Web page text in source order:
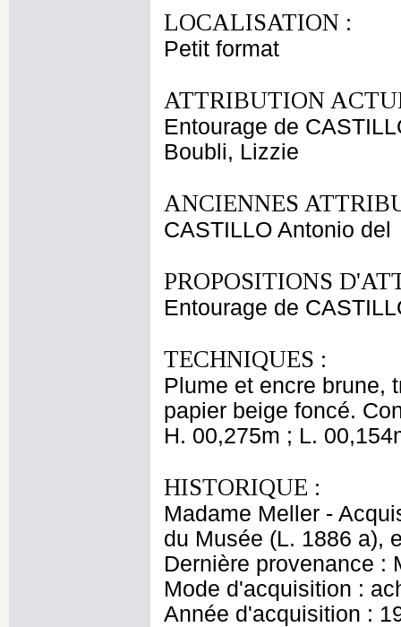
LOCALISATION :
Petit format
ATTRIBUTION
Entourage de
Boubli, Lizzie
ANCIENNES
CASTILLO Antonio del
PROPOSITIONS
Entourage de
TECHNIQUES :
Plume et encre brune,
papier beige foncé.
H. 00,275m ; L.
HISTORIQUE :
Madame Meller -
du Musée (L. 1886 a),
Dernière provenance :
Mode d'acquisition :
Année d'acquisition :